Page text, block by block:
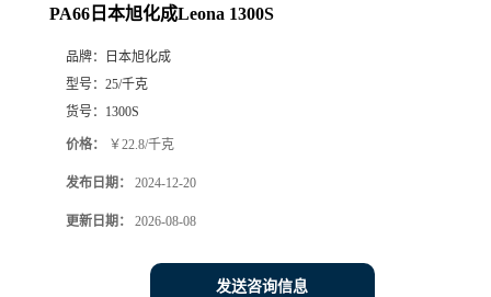
PA66日本旭化成Leona 1300S
品牌：
日本旭化成
型号： 25/千克
货号： 1300S
价格： ￥22.8/千克
发布日期： 2024-12-20
更新日期： 2026-08-08
发送咨询信息